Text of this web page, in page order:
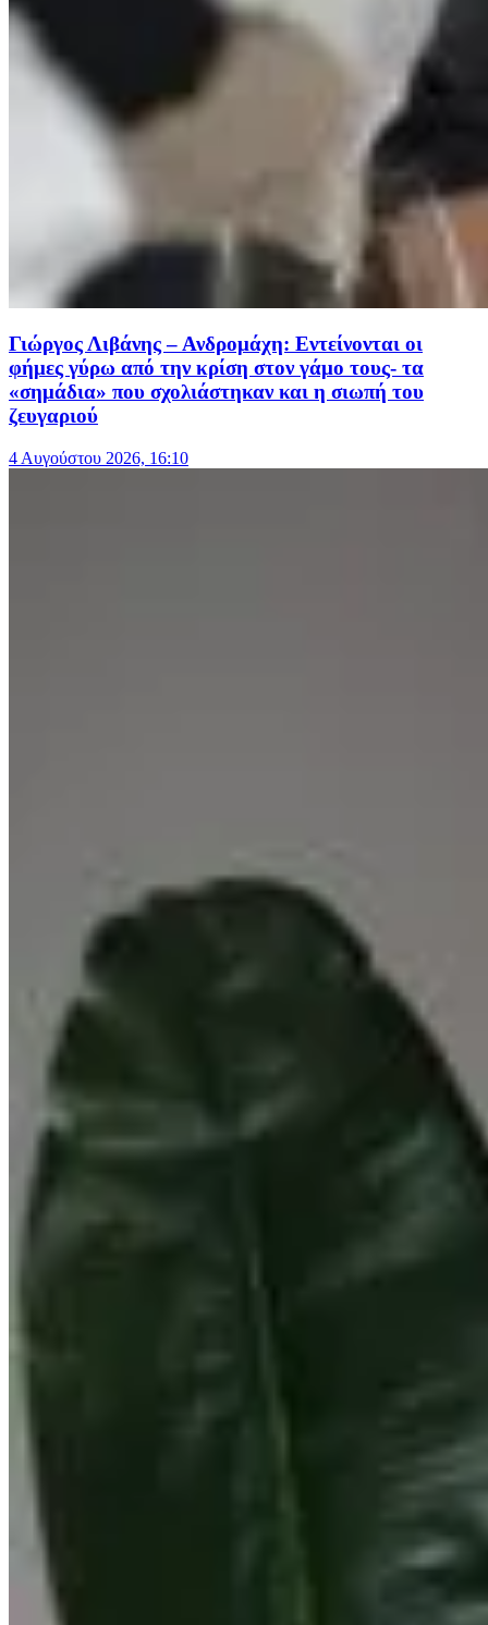
Γιώργος Λιβάνης – Ανδρομάχη: Εντείνονται οι
φήμες γύρω από την κρίση στον γάμο τους- τα
«σημάδια» που σχολιάστηκαν και η σιωπή του
ζευγαριού
4 Αυγούστου 2026, 16:10